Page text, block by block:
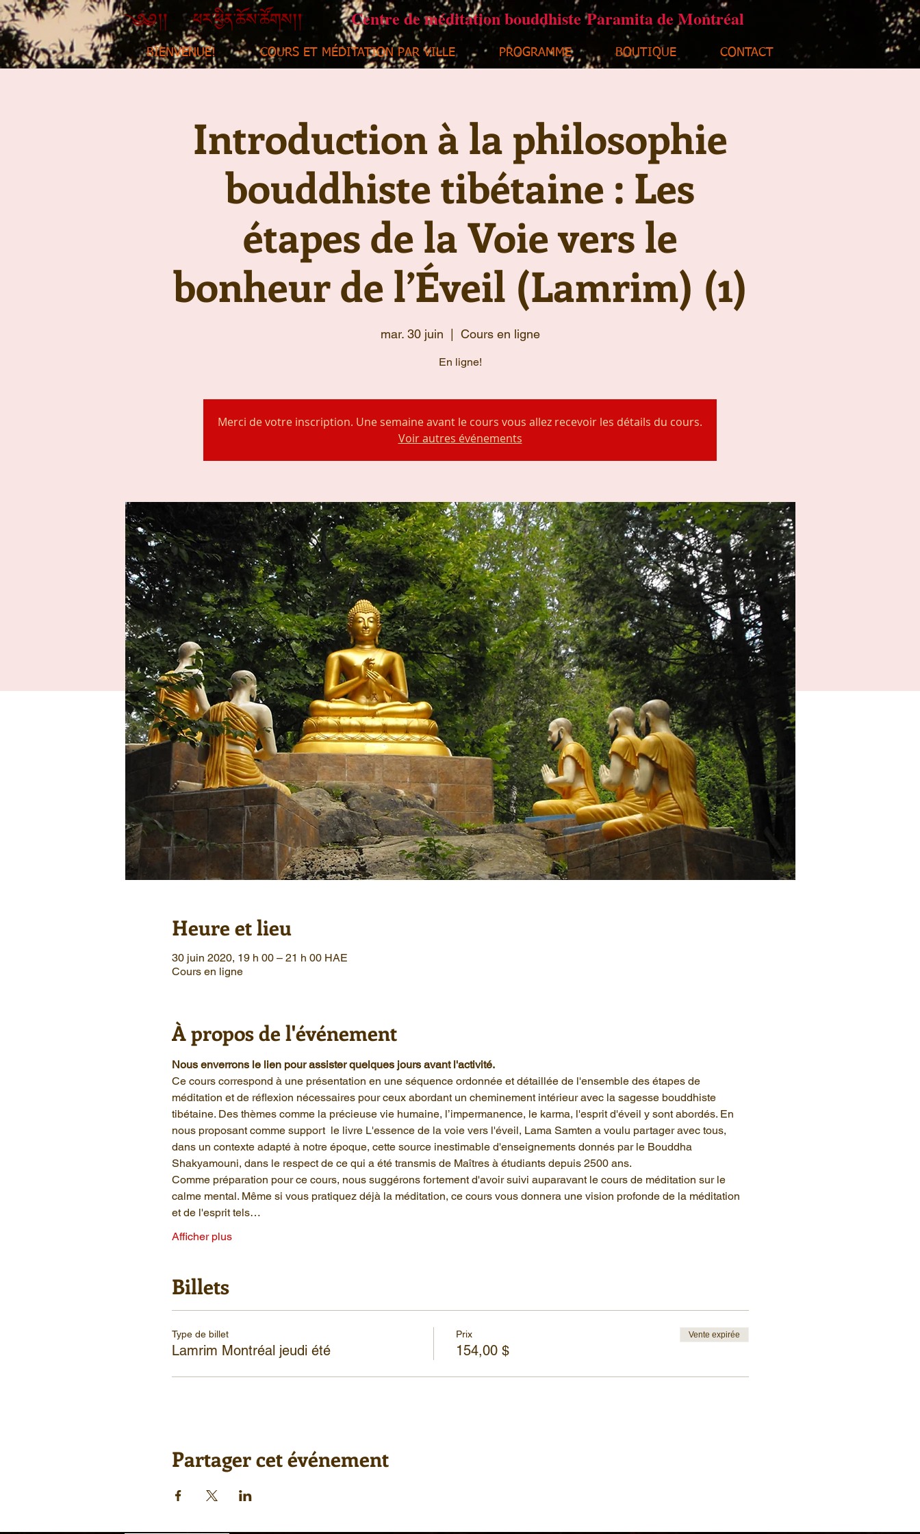
Centre de méditation bouddhiste Paramita de Montréal
BIENVENUE! COURS ET MÉDITATION PAR VILLE PROGRAMME BOUTIQUE CONTACT
Introduction à la philosophie
bouddhiste tibétaine : Les
étapes de la Voie vers le
bonheur de l’Éveil (Lamrim) (1)
mar. 30 juin Cours en ligne
En ligne!
Merci de votre inscription. Une semaine avant le cours vous allez recevoir les détails du cours.
Voir autres événements
Heure et lieu
30 juin 2020, 19 h 00 – 21 h 00 HAE
Cours en ligne
À propos de l'événement
Nous enverrons le lien pour assister quelques jours avant l'activité.
Ce cours correspond à une présentation en une séquence ordonnée et détaillée de l'ensemble des étapes de
méditation et de réflexion nécessaires pour ceux abordant un cheminement intérieur avec la sagesse bouddhiste
tibétaine. Des thèmes comme la précieuse vie humaine, l’impermanence, le karma, l'esprit d'éveil y sont abordés. En
nous proposant comme support  le livre L'essence de la voie vers l'éveil, Lama Samten a voulu partager avec tous,
dans un contexte adapté à notre époque, cette source inestimable d'enseignements donnés par le Bouddha
Shakyamouni, dans le respect de ce qui a été transmis de Maîtres à étudiants depuis 2500 ans.
Comme préparation pour ce cours, nous suggérons fortement d'avoir suivi auparavant le cours de méditation sur le
calme mental. Même si vous pratiquez déjà la méditation, ce cours vous donnera une vision profonde de la méditation
et de l'esprit tels…
Afficher plus
Billets
Type de billet
Lamrim Montréal jeudi été
Prix
154,00 $
Vente expirée
Partager cet événement